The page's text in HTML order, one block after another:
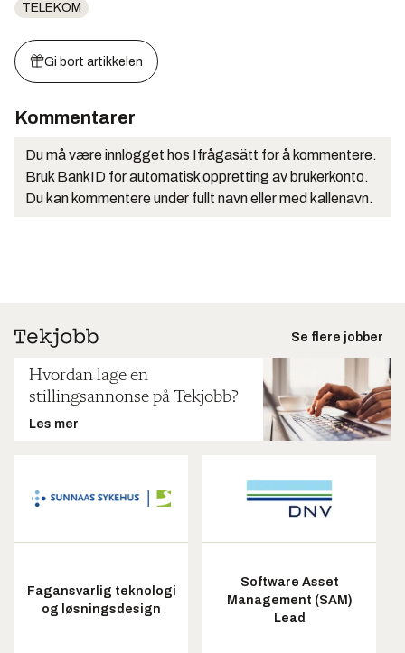
TELEKOM
Gi bort artikkelen
Kommentarer
Du må være innlogget hos Ifrågasätt for å kommentere.
Bruk BankID for automatisk oppretting av brukerkonto.
Du kan kommentere under fullt navn eller med kallenavn.
Se flere jobber
Hvordan lage en
stillingsannonse på Tekjobb?
Les mer
Fagansvarlig teknologi
og løsningsdesign
Software Asset
Management (SAM)
Lead